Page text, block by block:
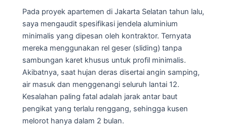
Pada proyek apartemen di Jakarta Selatan tahun lalu,
saya mengaudit spesifikasi jendela aluminium
minimalis yang dipesan oleh kontraktor. Ternyata
mereka menggunakan rel geser (sliding) tanpa
sambungan karet khusus untuk profil minimalis.
Akibatnya, saat hujan deras disertai angin samping,
air masuk dan menggenangi seluruh lantai 12.
Kesalahan paling fatal adalah jarak antar baut
pengikat yang terlalu renggang, sehingga kusen
melorot hanya dalam 2 bulan.